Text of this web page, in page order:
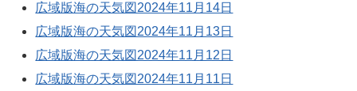
広域版海の天気図2024年11月14日
広域版海の天気図2024年11月13日
広域版海の天気図2024年11月12日
広域版海の天気図2024年11月11日